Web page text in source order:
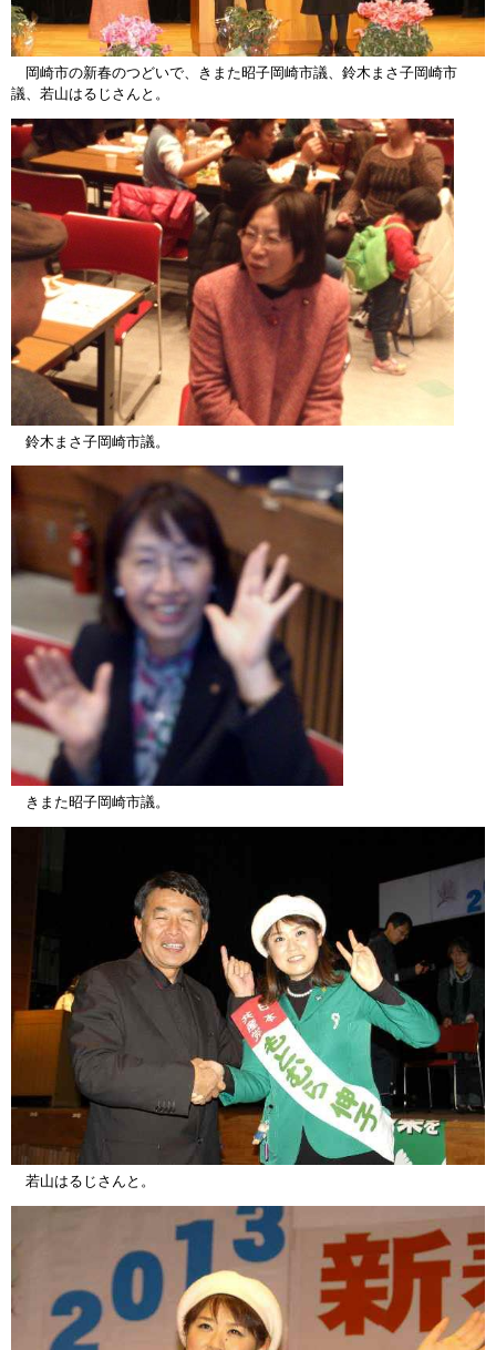
岡崎市の新春のつどいで、きまた昭子岡崎市議、鈴木まさ子岡崎市
議、若山はるじさんと。
鈴木まさ子岡崎市議。
きまた昭子岡崎市議。
若山はるじさんと。